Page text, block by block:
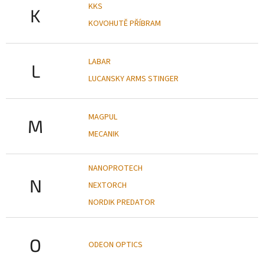
K
KKS
KOVOHUTĚ PŘÍBRAM
L
LABAR
LUCANSKY ARMS STINGER
M
MAGPUL
MECANIK
N
NANOPROTECH
NEXTORCH
NORDIK PREDATOR
O ODEON OPTICS